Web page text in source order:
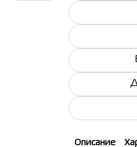
Описание